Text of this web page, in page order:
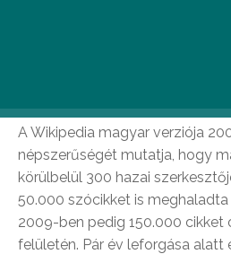
A Wikipedia magyar verziója
népszerűségét mutatja, hogy
körülbelül 300 hazai
50.000 szócikket is
2009-ben pedig 150.000 cikket
felületén. Pár év leforgása alatt